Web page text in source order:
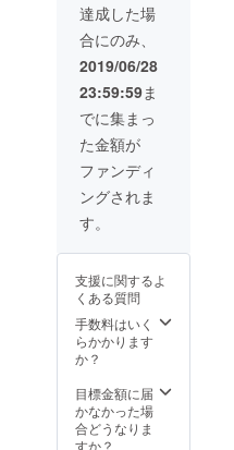
達成した場
合にのみ、
2019/06/28
23:59:59ま
でに集まっ
た金額が
ファンディ
ングされま
す。
支援に関するよ
くある質問
手数料はいく
らかかります
か？
目標金額に届
かなかった場
合どうなりま
すか？